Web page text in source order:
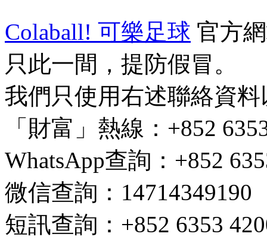
Colaball! 可樂足球 官方
只此一間，提防假冒。
我們只使用右述聯絡資
「財富」熱線 ：+852
WhatsApp查詢 ：+852
微信查詢 ：14714349190
短訊查詢 ：+852 6353